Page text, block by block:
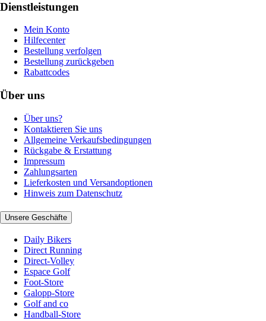
Dienstleistungen
Mein Konto
Hilfecenter
Bestellung verfolgen
Bestellung zurückgeben
Rabattcodes
Über uns
Über uns?
Kontaktieren Sie uns
Allgemeine Verkaufsbedingungen
Rückgabe & Erstattung
Impressum
Zahlungsarten
Lieferkosten und Versandoptionen
Hinweis zum Datenschutz
Unsere Geschäfte
Daily Bikers
Direct Running
Direct-Volley
Espace Golf
Foot-Store
Galopp-Store
Golf and co
Handball-Store